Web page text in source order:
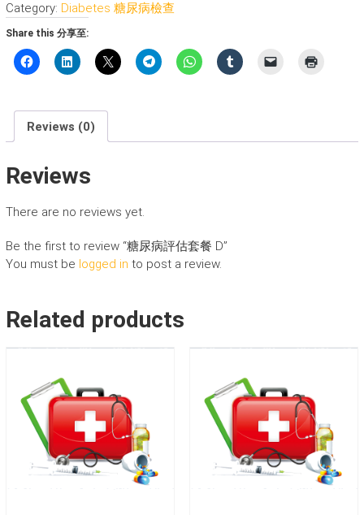
評
估
餐
Category: Diabetes 糖尿病檢查
Share this 分享至:
Reviews (0)
Reviews
There are no reviews yet.
Be the first to review “糖尿病評估套餐 D”
You must be logged in to post a review.
Related products